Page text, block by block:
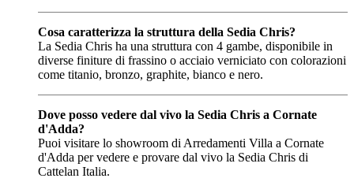
Cosa caratterizza la struttura della Sedia Chris?
La Sedia Chris ha una struttura con 4 gambe, disponibile in
diverse finiture di frassino o acciaio verniciato con colorazioni
come titanio, bronzo, graphite, bianco e nero.
Dove posso vedere dal vivo la Sedia Chris a Cornate
d'Adda?
Puoi visitare lo showroom di Arredamenti Villa a Cornate
d'Adda per vedere e provare dal vivo la Sedia Chris di
Cattelan Italia.